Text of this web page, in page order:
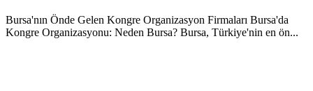
Bursa'nın Önde Gelen Kongre Organizasyon Firmaları Bursa'da
Kongre Organizasyonu: Neden Bursa? Bursa, Türkiye'nin en ön...